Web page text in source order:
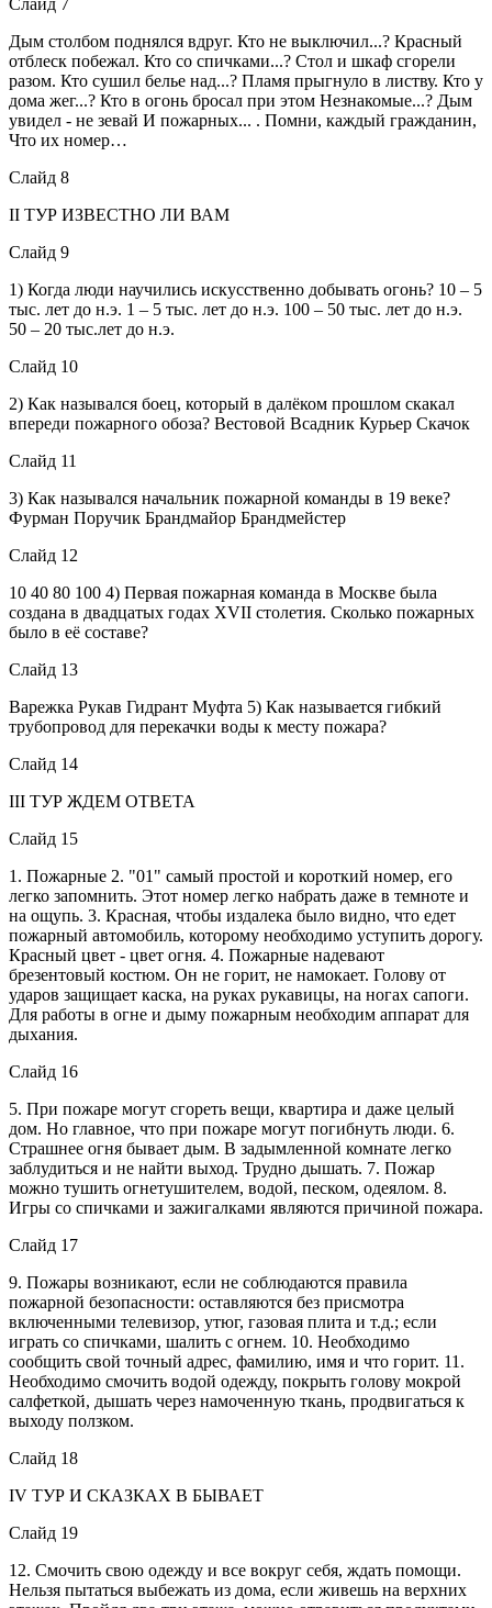
Дым столбом поднялся вдруг. Кто не выключил...? Красный
отблеск побежал. Кто со спичками...? Стол и шкаф сгорели
разом. Кто сушил белье над...? Пламя прыгнуло в листву. Кто у
дома жег...? Кто в огонь бросал при этом Незнакомые...? Дым
увидел - не зевай И пожарных... . Помни, каждый гражданин,
Что их номер…
Слайд 8
II ТУР ИЗВЕСТНО ЛИ ВАМ
Слайд 9
1) Когда люди научились искусственно добывать огонь? 10 – 5
тыс. лет до н.э. 1 – 5 тыс. лет до н.э. 100 – 50 тыс. лет до н.э.
50 – 20 тыс.лет до н.э.
Слайд 10
2) Как назывался боец, который в далёком прошлом скакал
впереди пожарного обоза? Вестовой Всадник Курьер Скачок
Слайд 11
3) Как назывался начальник пожарной команды в 19 веке?
Фурман Поручик Брандмайор Брандмейстер
Слайд 12
10 40 80 100 4) Первая пожарная команда в Москве была
создана в двадцатых годах XVII столетия. Сколько пожарных
было в её составе?
Слайд 13
Варежка Рукав Гидрант Муфта 5) Как называется гибкий
трубопровод для перекачки воды к месту пожара?
Слайд 14
III ТУР ЖДЕМ ОТВЕТА
Слайд 15
1. Пожарные 2. "01" самый простой и короткий номер, его
легко запомнить. Этот номер легко набрать даже в темноте и
на ощупь. 3. Красная, чтобы издалека было видно, что едет
пожарный автомобиль, которому необходимо уступить дорогу.
Красный цвет - цвет огня. 4. Пожарные надевают
брезентовый костюм. Он не горит, не намокает. Голову от
ударов защищает каска, на руках рукавицы, на ногах сапоги.
Для работы в огне и дыму пожарным необходим аппарат для
дыхания.
Слайд 16
5. При пожаре могут сгореть вещи, квартира и даже целый
дом. Но главное, что при пожаре могут погибнуть люди. 6.
Страшнее огня бывает дым. В задымленной комнате легко
заблудиться и не найти выход. Трудно дышать. 7. Пожар
можно тушить огнетушителем, водой, песком, одеялом. 8.
Игры со спичками и зажигалками являются причиной пожара.
Слайд 17
9. Пожары возникают, если не соблюдаются правила
пожарной безопасности: оставляются без присмотра
включенными телевизор, утюг, газовая плита и т.д.; если
играть со спичками, шалить с огнем. 10. Необходимо
сообщить свой точный адрес, фамилию, имя и что горит. 11.
Необходимо смочить водой одежду, покрыть голову мокрой
салфеткой, дышать через намоченную ткань, продвигаться к
выходу ползком.
Слайд 18
IV ТУР И СКАЗКАХ В БЫВАЕТ
Слайд 19
12. Смочить свою одежду и все вокруг себя, ждать помощи.
Нельзя пытаться выбежать из дома, если живешь на верхних